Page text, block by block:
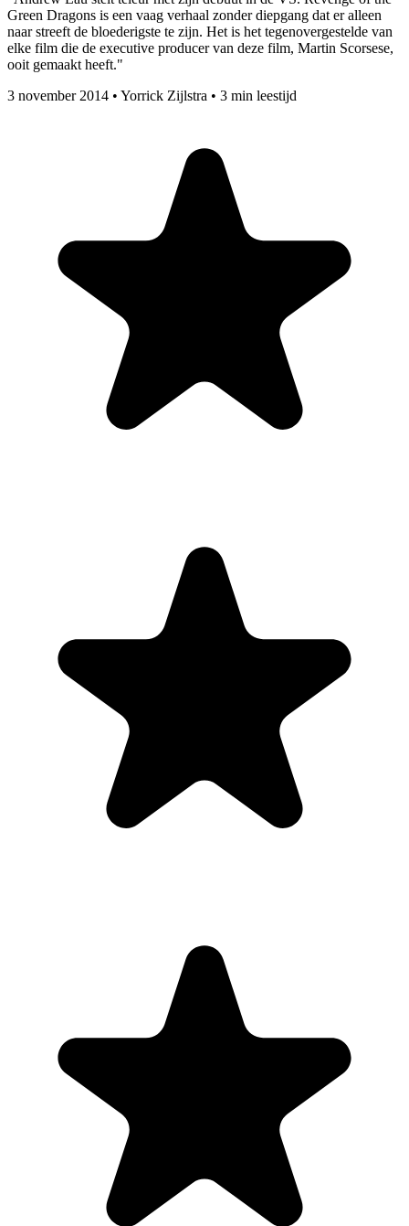
Green Dragons is een vaag verhaal zonder diepgang dat er alleen
naar streeft de bloederigste te zijn. Het is het tegenovergestelde van
elke film die de executive producer van deze film, Martin Scorsese,
ooit gemaakt heeft."
3 november 2014 • Yorrick Zijlstra • 3 min leestijd